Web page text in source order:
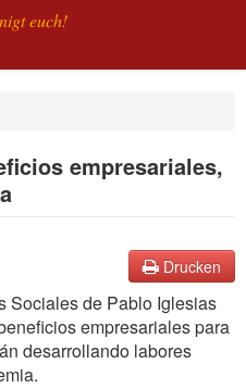
euch!
empresariales,
Drucken
Sociales de Pablo Iglesias
empresariales para
desarrollando labores